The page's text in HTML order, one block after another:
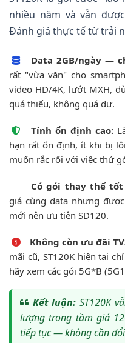
nhiều năm và vẫn
Đánh giá thực tế từ trải
Data 2GB/ngày —
rất "vừa vặn" cho
video HD/4K, lướt MXH,
quá thiếu, không quá dư.
Tính ổn định cao:
hạn rất ổn định, ít khi bị
muốn rắc rối với việc thử
Có gói thay thế
giá cùng data nhưng
mới nên ưu tiên SD120.
Không còn ưu đãi
mãi cũ, ST120K hiện tại
hãy xem các gói 5G*B
Kết luận: ST120K
lượng trong tầm giá
tiếp tục — không cần